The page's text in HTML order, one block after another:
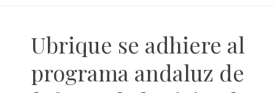
Ubrique se adhiere al
programa andaluz de